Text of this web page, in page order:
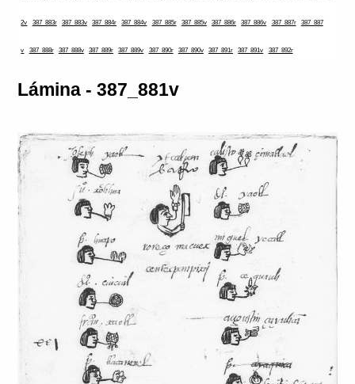
2v 387_883r 387_883v 387_884r 387_884v 387_885r 387_885v 387_886r 387_886v 387_887r 387_887
v 387_888r 387_888v 387_889r 387_889v 387_890r 387_890v 387_891r 387_891v 387_892r
Lámina - 387_881v